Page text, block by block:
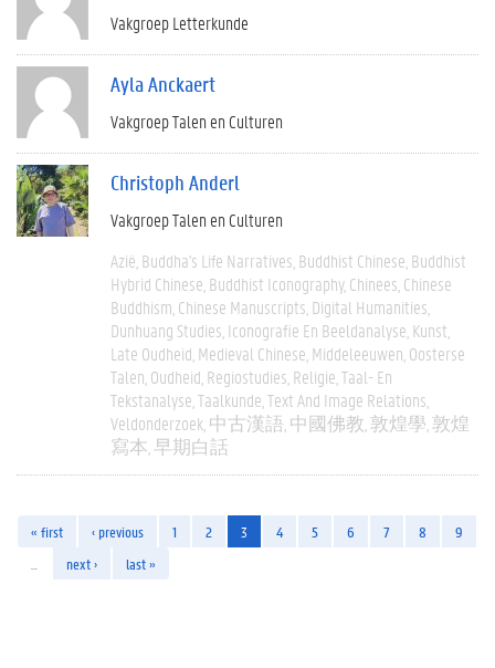
Vakgroep Letterkunde
Ayla Anckaert
Vakgroep Talen en Culturen
Christoph Anderl
Vakgroep Talen en Culturen
Azië Buddha's Life Narratives Buddhist Chinese Buddhist
Hybrid Chinese Buddhist Iconography Chinees Chinese
Buddhism Chinese Manuscripts Digital Humanities
Dunhuang Studies Iconografie En Beeldanalyse Kunst
Late Oudheid Medieval Chinese Middeleeuwen Oosterse
Talen Oudheid Regiostudies Religie Taal- En
Tekstanalyse Taalkunde Text And Image Relations
Veldonderzoek 中古漢語 中國佛教 敦煌學 敦煌
寫本 早期白話
« first ‹ previous 1 2 3 4 5 6 7 8
9
next › last »